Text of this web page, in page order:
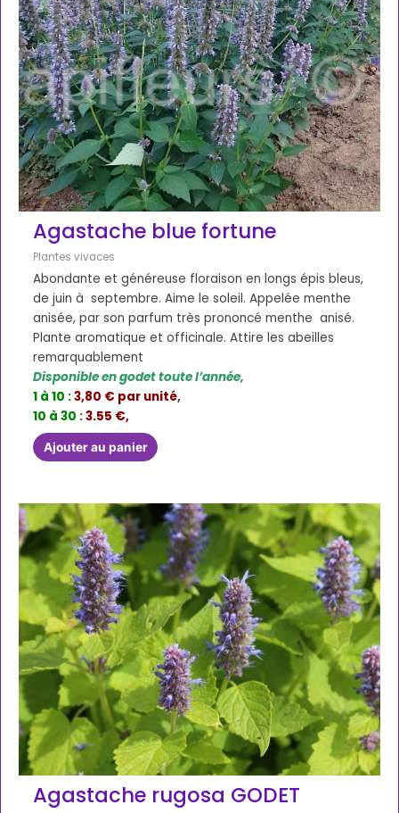
Agastache blue fortune
Plantes vivaces
Abondante et généreuse floraison en longs épis bleus,
de juin à septembre. Aime le soleil. Appelée menthe
anisée, par son parfum très prononcé menthe anisé.
Plante aromatique et officinale. Attire les abeilles
remarquablement
Disponible en godet toute l’année,
1 à 10 :3,80 € par unité,
10 à 30 :3.55 €,
Ajouter au panier
Agastache rugosa GODET